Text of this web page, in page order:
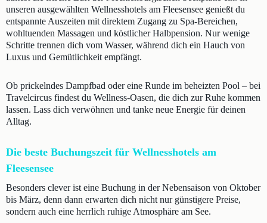
unseren ausgewählten Wellnesshotels am Fleesensee genießt du
entspannte Auszeiten mit direktem Zugang zu Spa-Bereichen,
wohltuenden Massagen und köstlicher Halbpension. Nur wenige
Schritte trennen dich vom Wasser, während dich ein Hauch von
Luxus und Gemütlichkeit empfängt.
Ob prickelndes Dampfbad oder eine Runde im beheizten Pool – bei
Travelcircus findest du Wellness-Oasen, die dich zur Ruhe kommen
lassen. Lass dich verwöhnen und tanke neue Energie für deinen
Alltag.
Die beste Buchungszeit für Wellnesshotels am
Fleesensee
Besonders clever ist eine Buchung in der Nebensaison von Oktober
bis März, denn dann erwarten dich nicht nur günstigere Preise,
sondern auch eine herrlich ruhige Atmosphäre am See.